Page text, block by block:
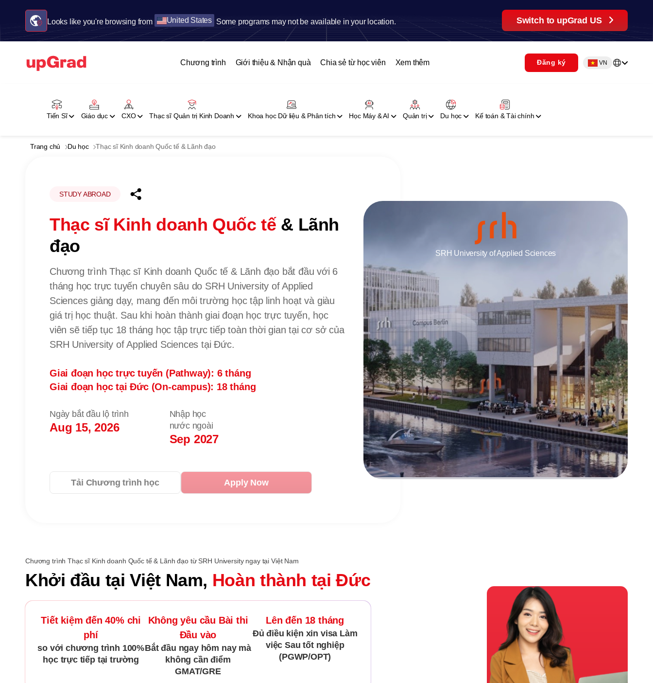
Looks like you're browsing from United States Some programs may not be available in your location. Switch to upGrad US
Chương trình Giới thiệu & Nhận quà Chia sẻ từ học viên Xem thêm Đăng ký VN
Tiến Sĩ Giáo dục CXO Thạc sĩ Quản trị Kinh Doanh Khoa học Dữ liệu & Phân tích Học Máy & AI Quản trị Du học Kế toán & Tài chính
Trang chủ Du học Thạc sĩ Kinh doanh Quốc tế & Lãnh đạo
STUDY ABROAD
Thạc sĩ Kinh doanh Quốc tế & Lãnh
đạo
Chương trình Thạc sĩ Kinh doanh Quốc tế & Lãnh đạo bắt đầu với 6
tháng học trực tuyến chuyên sâu do SRH University of Applied
Sciences giảng dạy, mang đến môi trường học tập linh hoạt và giàu
giá trị học thuật. Sau khi hoàn thành giai đoạn học trực tuyến, học
viên sẽ tiếp tục 18 tháng học tập trực tiếp toàn thời gian tại cơ sở của
SRH University of Applied Sciences tại Đức.
Giai đoạn học trực tuyến (Pathway): 6 tháng
Giai đoạn học tại Đức (On-campus): 18 tháng
Ngày bắt đầu lộ trình
Aug 15, 2026
Nhập học
nước ngoài
Sep 2027
Apply Now
Tải Chương trình học
SRH University of Applied Sciences
Chương trình Thạc sĩ Kinh doanh Quốc tế & Lãnh đạo từ SRH University ngay tại Việt Nam
Khởi đầu tại Việt Nam, Hoàn thành tại Đức
Tiết kiệm đến 40% chi
phí
so với chương trình 100%
học trực tiếp tại trường
Không yêu cầu Bài thi
Đầu vào
Bắt đầu ngay hôm nay mà
không cần điểm
GMAT/GRE
Lên đến 18 tháng
Đủ điều kiện xin visa Làm
việc Sau tốt nghiệp
(PGWP/OPT)